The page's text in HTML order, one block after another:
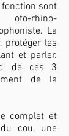
fonction sont
rhino-
La
protéger les
et parler.
de ces 3
de la
complet et
cou, une